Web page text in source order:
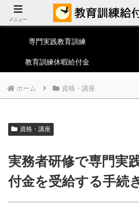
教
一般教育訓練
専門実践教育訓練
教育訓練休暇給付金
ホーム 資格・講座
資格・講座
実務者研修で専門実
付金を受給する手続
メニュー